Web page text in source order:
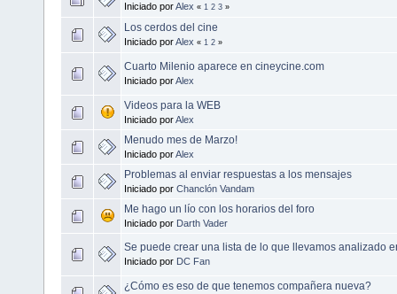
Iniciado porAlex « 1 2 3 »
Los cerdos del cine
Iniciado porAlex « 1 2 »
Cuarto Milenio aparece en cineycine.com
Iniciado porAlex
Videos para la WEB
Iniciado porAlex
Menudo mes de Marzo!
Iniciado porAlex
Problemas al enviar respuestas a los mensajes
Iniciado por Chanclón Vandam
Me hago un lío con los horarios del foro
Iniciado por Darth Vader
Se puede crear una lista de lo que llevamos analizado
Iniciado por DC Fan
¿Cómo es eso de que tenemos compañera nueva?